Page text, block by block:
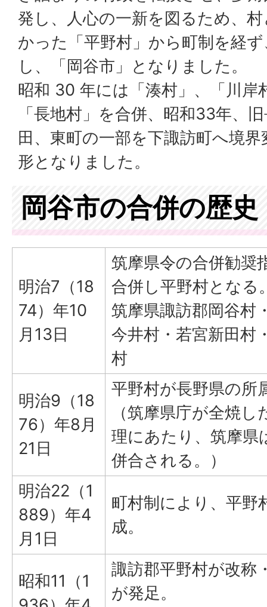
発し、人心の一新を図るため、
かった「平野村」から町制を経
し、「岡谷市」となりました。
昭和 30 年には「湊村」、「川岸
「長地村」を合併、昭和33年、
田、東町の一部を下諏訪町へ境
形となりました。
岡谷市の合併の歴史
明治7（18
74）年10
月13日
筑摩県令の合併勧奨
合併し平野村となる
筑摩県諏訪郡岡谷村
今井村・若宮新田村
村
明治9（18
76）年8月
21日
平野村が長野県の所
（筑摩県庁が全焼
理にあたり、筑摩県
併合される。）
明治22（1
889）年4
月1日
町村制により、平野
成。
昭和11（1
諏訪郡平野村が改称
が発足。